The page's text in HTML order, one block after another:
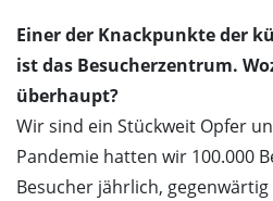
Einer der Knackpunkte der
ist das Besucherzentrum.
überhaupt?
Wir sind ein Stückweit Opfer
Pandemie hatten wir 100.000
Besucher jährlich,